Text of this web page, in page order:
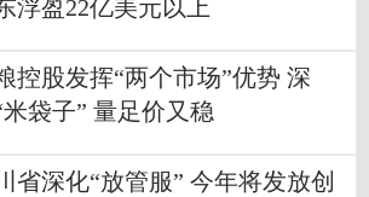
浮盈22亿美元以上
控股发挥“两个市场”优势 深
米袋子” 量足价又稳
省深化“放管服” 今年将发放创